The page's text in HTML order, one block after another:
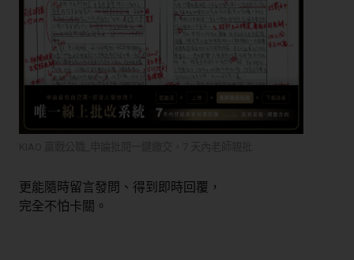
更能隨時留言發問、得到即時回覆，
完全不怕卡關。